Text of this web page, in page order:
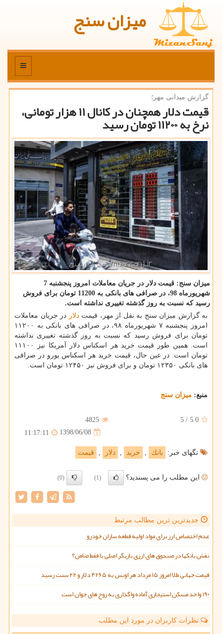
میزان سنج
منو
گزارش میدانی مهر؛
قیمت دلار همچنان در كانال ۱۱ هزار تومانی،
نرخ به ۱۱۲۰۰ تومان رسید
میزان سنج: قیمت دلار در جریان معاملات امروز پنجشنبه 7
شهریورماه 98، در صرافی های بانكی به 11200 تومان برای فروش
رسید كه نسبت به روز گذشته تغییری نداشته است.
به گزارش میزان سنج به نقل از مهر، قیمتدلار در جریان معاملات
امروز پنجشنبه ۷ شهریورماه ۹۸، در صرافی های بانكی به ۱۱۲۰۰
تومان برای فروش رسید كه نسبت به روز گذشته تغییری نداشته
است. همین طور قیمت خرید هر اسكناس دلار آمریكا نیز ۱۱۱۰۰
تومان است. در عین حال، قیمت خرید هر اسكناس یورو در صرافی
های بانكی ۱۲۳۵۰ تومان و برای فروش نیز ۱۲۴۵۰ تومان است.
منبع: میزان سنج
5.0
/
5
4825
1398/06/08
11:17:11
تگهای خبر: بانك , خرید , دلار , قیمت
این مطلب را می پسندید؟ (1)
(0)
جدیدترین ترین مطالب مرتبط
عدم اختصاص ارز برای مواد اولیه قطعه سازان خودرو
نقش بانکها در صندوق های ارزی بازیگر اصلی یا فقط ضامن؟
قیمت جهانی طلا امروز ۱۵ مرداد هر اونس به ۴۲۶۵ دلار و ۲۲ سنت رسید
۱۹۰ واحد مسکن استیجاری آماده واگذاری به زوج های جوان است
نظرات کاربران در مورد این مطلب